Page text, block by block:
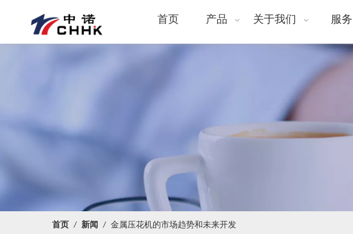
首页 产品 关于我们 服务
首页 / 新闻 / 金属压花机的市场趋势和未来开发